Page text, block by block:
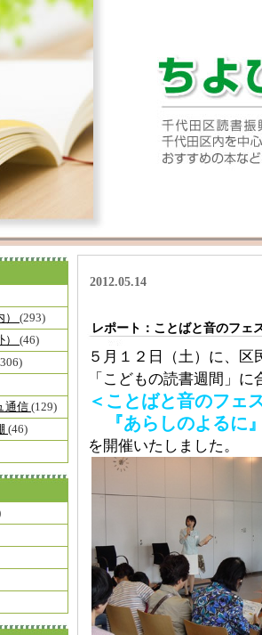
） (293)
） (46)
通信 (129)
(46)
2012.05.14
レポート：ことばと音のフェ
５月１２日（土）に、
「こどもの読書週間」
＜ことばと音のフェ
『あらしのよるに
を開催いたしました。